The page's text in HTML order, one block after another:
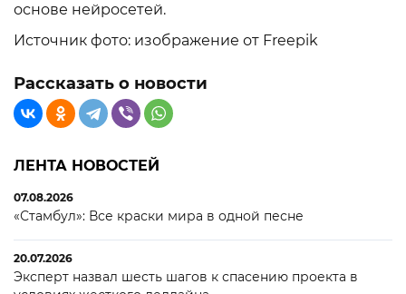
основе нейросетей.
Источник фото: изображение от Freepik
Рассказать о новости
ЛЕНТА НОВОСТЕЙ
07.08.2026
«Стамбул»: Все краски мира в одной песне
20.07.2026
Эксперт назвал шесть шагов к спасению проекта в